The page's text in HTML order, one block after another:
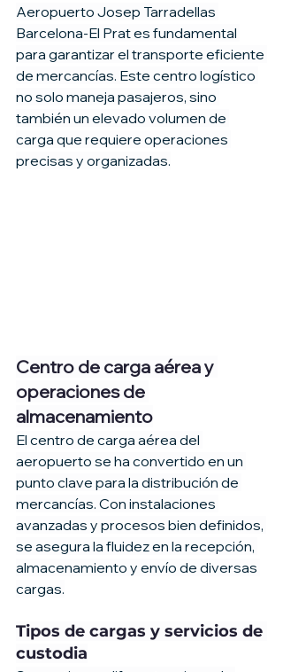
Aeropuerto Josep Tarradellas
Barcelona-El Prat es fundamental
para garantizar el transporte eficiente
de mercancías. Este centro logístico
no solo maneja pasajeros, sino
también un elevado volumen de
carga que requiere operaciones
precisas y organizadas.
Centro de carga aérea y
operaciones de
almacenamiento
El centro de carga aérea del
aeropuerto se ha convertido en un
punto clave para la distribución de
mercancías. Con instalaciones
avanzadas y procesos bien definidos,
se asegura la fluidez en la recepción,
almacenamiento y envío de diversas
cargas.
Tipos de cargas y servicios de
custodia